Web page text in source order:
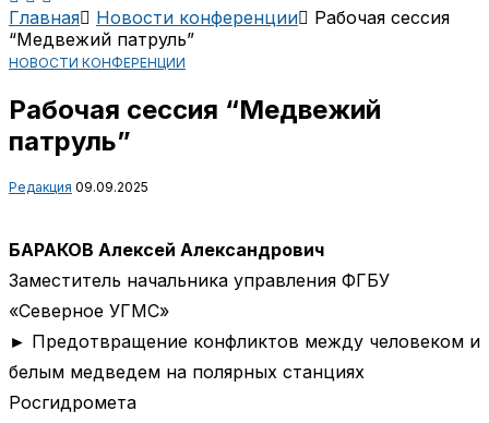
Главная Новости конференции
Рабочая сессия
“Медвежий патруль”
НОВОСТИ КОНФЕРЕНЦИИ
Рабочая сессия “Медвежий
патруль”
Редакция 09.09.2025
БАРАКОВ Алексей Александрович
Заместитель начальника управления ФГБУ
«Северное УГМС»
► Предотвращение конфликтов между человеком и
белым медведем на полярных станциях
Росгидромета